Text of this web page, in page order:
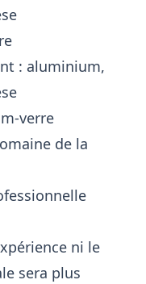
: aluminium,
verre
de la
ni le
sera plus